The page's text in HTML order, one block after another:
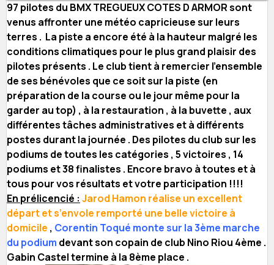
97 pilotes du BMX TREGUEUX COTES D ARMOR sont
venus affronter une météo capricieuse sur leurs
terres . La piste a encore été à la hauteur malgré les
conditions climatiques pour le plus grand plaisir des
pilotes présents . Le club tient à remercier l’ensemble
de ses bénévoles que ce soit sur la piste (en
préparation de la course ou le jour même pour la
garder au top) , à la restauration , à la buvette , aux
différentes tâches administratives et à différents
postes durant la journée . Des pilotes du club sur les
podiums de toutes les catégories , 5 victoires , 14
podiums et 38 finalistes . Encore bravo à toutes et à
tous pour vos résultats et votre participation !!!!
En prélicencié : Jarod Hamon réalise un excellent
départ et s’envole remporté une belle victoire à
domicile , Corentin Toqué monte sur la 3ème marche
du podium devant son copain de club Nino Riou 4ème .
Gabin Castel termine à la 8ème place .